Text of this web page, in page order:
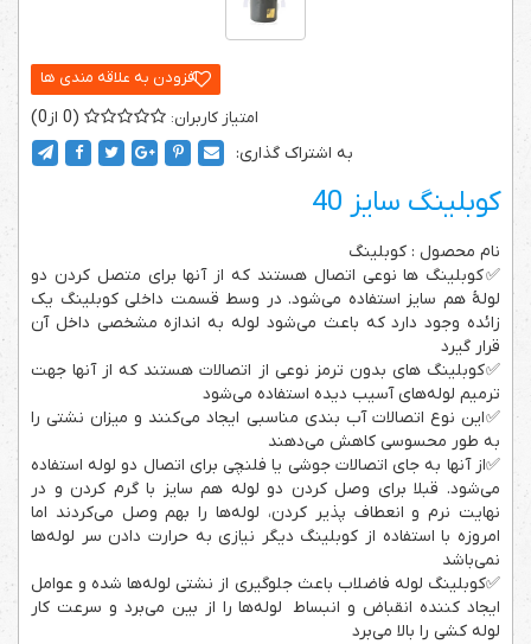
0
0
به اشتراک گذاری:
کوبلینگ سایز 40
نام محصول : کوبلینگ
✅کوبلینگ ها نوعی اتصال هستند که از آن­ها برای متصل کردن دو
لولۀ هم سایز استفاده می­‌شود. در وسط قسمت داخلی کوبلینگ یک
زائده وجود دارد که باعث می‌شود لوله به اندازه مشخصی داخل آن
قرار گیرد
✅کوبلینگ های بدون ترمز نوعی از اتصالات هستند که از آن­ها جهت
ترمیم لوله‌های آسیب دیده استفاده می‌شود
✅این نوع اتصالات آب بندی مناسبی ایجاد می­‌کنند و میزان نشتی را
به طور محسوسی کاهش می­‌دهند
✅از آن­ها به جای اتصالات جوشی یا فلنچی برای اتصال دو لوله استفاده
می­‌شود. قبلا برای وصل کردن دو لوله هم سایز با گرم کردن و در
نهایت نرم و انعطاف پذیر کردن، لوله‌ها را بهم وصل می‌کردند اما
امروزه با استفاده از کوبلینگ دیگر نیازی به حرارت دادن سر لوله‌ها
نمی‌باشد
✅کوبلینگ لوله فاضلاب باعث جلوگیری از نشتی لوله‌ها شده و عوامل
ایجاد کننده انقباض و انبساط لوله‌ها را از بین می‌برد و سرعت کار
لوله کشی را بالا می‌برد